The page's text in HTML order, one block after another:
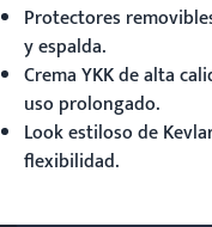
Protectores
y espalda.
Crema YKK de alta
uso prolongado.
Look estiloso de
flexibilidad.